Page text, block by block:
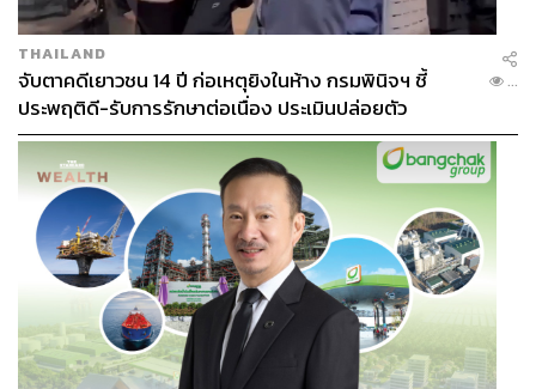
THAILAND
จับตาคดีเยาวชน 14 ปี ก่อเหตุยิงในห้าง กรมพินิจฯ ชี้
ประพฤติดี-รับการรักษาต่อเนื่อง ประเมินปล่อยตัว
...